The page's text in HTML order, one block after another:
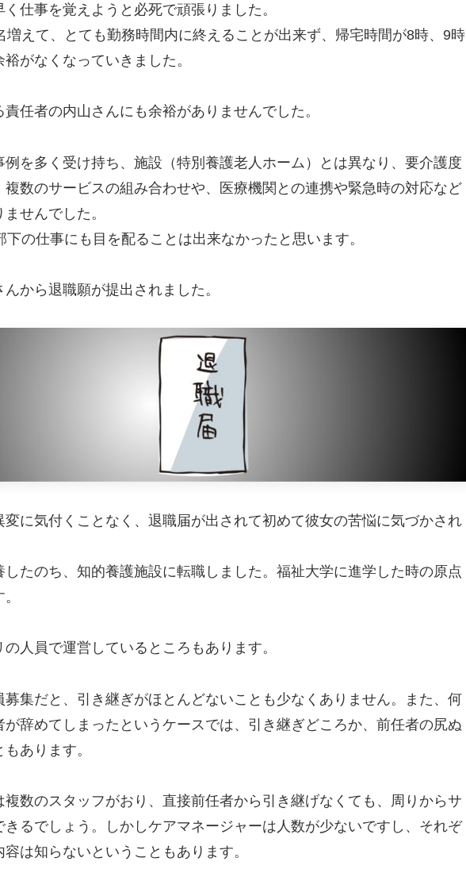
仕事を覚えようと必死で頑張りました。
増えて、とても勤務時間内に終えることが出来ず、帰宅時間が8時、9時
がなくなっていきました。
任者の内山さんにも余裕がありませんでした。
を多く受け持ち、施設（特別養護老人ホーム）とは異なり、要介護度
数のサービスの組み合わせや、医療機関との連携や緊急時の対応など
せんでした。
の仕事にも目を配ることは出来なかったと思います。
から退職願が提出されました。
に気付くことなく、退職届が出されて初めて彼女の苦悩に気づかされ
たのち、知的養護施設に転職しました。福祉大学に進学した時の原点
人員で運営しているところもあります。
集だと、引き継ぎがほとんどないことも少なくありません。また、何
辞めてしまったというケースでは、引き継ぎどころか、前任者の尻ぬ
あります。
数のスタッフがおり、直接前任者から引き継げなくても、周りからサ
るでしょう。しかしケアマネージャーは人数が少ないですし、それぞ
は知らないということもあります。